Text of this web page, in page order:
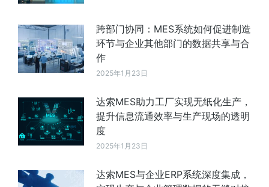
跨部门协同：MES系统如何促进制造
环节与企业其他部门的数据共享与合
作
2025年1月23日
达索MES助力工厂实现无纸化生产，
提升信息流通效率与生产现场的透明
度
2025年1月23日
达索MES与企业ERP系统深度集成，